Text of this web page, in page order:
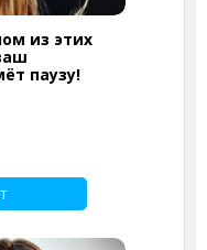
из этих
паузу!